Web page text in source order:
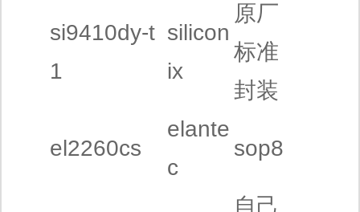
si9410dy-t
1
silicon
ix
原厂
标准
封装
el2260cs
elante
c
sop8
自己